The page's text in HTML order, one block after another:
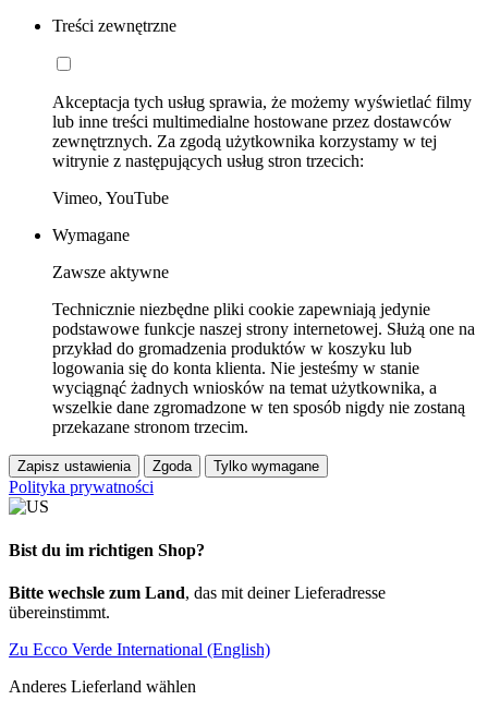
Treści zewnętrzne
Akceptacja tych usług sprawia, że możemy wyświetlać filmy
lub inne treści multimedialne hostowane przez dostawców
zewnętrznych. Za zgodą użytkownika korzystamy w tej
witrynie z następujących usług stron trzecich:
Vimeo, YouTube
Wymagane
Zawsze aktywne
Technicznie niezbędne pliki cookie zapewniają jedynie
podstawowe funkcje naszej strony internetowej. Służą one na
przykład do gromadzenia produktów w koszyku lub
logowania się do konta klienta. Nie jesteśmy w stanie
wyciągnąć żadnych wniosków na temat użytkownika, a
wszelkie dane zgromadzone w ten sposób nigdy nie zostaną
przekazane stronom trzecim.
Zapisz ustawienia Zgoda Tylko wymagane
Polityka prywatności
Bist du im richtigen Shop?
Bitte wechsle zum Land, das mit deiner Lieferadresse
übereinstimmt.
Zu Ecco Verde International (English)
Anderes Lieferland wählen